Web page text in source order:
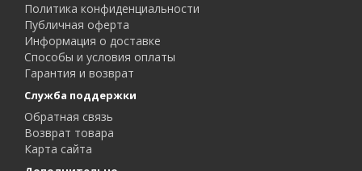
Политика конфиденциальности
Публичная оферта
Информация о доставке
Способы и условия оплаты
Гарантия и возврат
Служба поддержки
Обратная связь
Возврат товара
Карта сайта